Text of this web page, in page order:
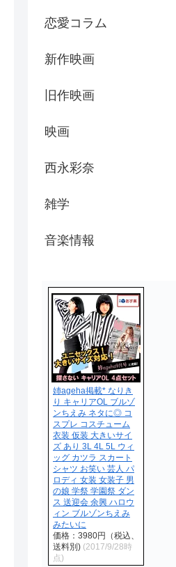
恋愛コラム
新作映画
旧作映画
映画
西永彩奈
雑学
音楽情報
姉ageha掲載* なりき
り キャリアOL ブルゾ
ンちえみ ネタに◎ コ
スプレ コスチューム
衣装 仮装 大きいサイ
ズ あり 3L 4L 5L ウィ
ッグ カツラ スカート
シャツ お笑い 芸人 パ
ロディ 女装 女装子 男
の娘 学祭 学園祭 ダン
ス 送迎会 余興 ハロウ
ィン ブルゾンちえみ
みたいに
価格：3980円（税込、
送料別) (2017/9/28時
点)